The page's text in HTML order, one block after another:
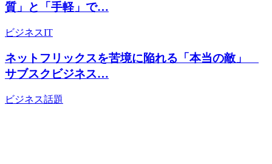
質」と「手軽」で…
ビジネスIT
ネットフリックスを苦境に陥れる「本当の敵」
サブスクビジネス…
ビジネス話題